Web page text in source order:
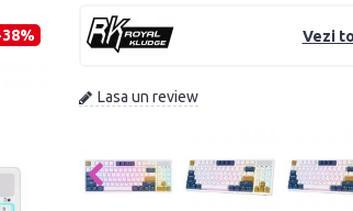
Vezi
Lasa un review